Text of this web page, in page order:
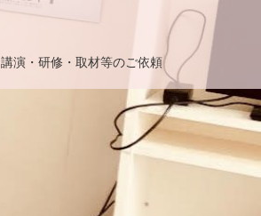
講演・研修・取材等のご依頼